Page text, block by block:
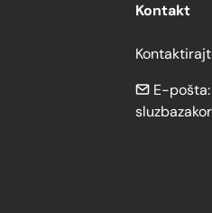
Kontakt
E-pošta: